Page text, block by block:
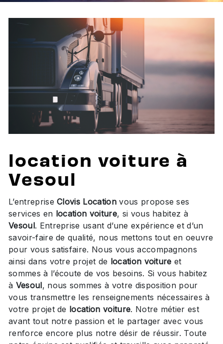
location voiture à
Vesoul
L’entrepriseClovis Locationvous propose ses
services en location voiture, si vous habitez à
Vesoul. Entreprise usant d’une expérience et d’un
savoir-faire de qualité, nous mettons tout en oeuvre
pour vous satisfaire. Nous vous accompagnons
ainsi dans votre projet de location voiture et
sommes à l’écoute de vos besoins. Si vous habitez
à Vesoul, nous sommes à votre disposition pour
vous transmettre les renseignements nécessaires à
votre projet de location voiture. Notre métier est
avant tout notre passion et le partager avec vous
renforce encore plus notre désir de réussir. Toute